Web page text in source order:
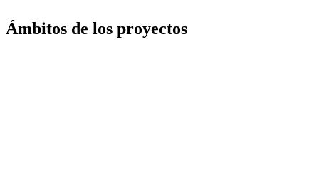
Ámbitos de los proyectos